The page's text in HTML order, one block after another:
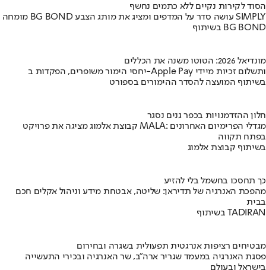
הסוד לקירות נקיים ללא כתמים נחשף
מומחה BG BOND עושה סדר על המדפים ומציג את מותג הצבע SIMPLY
בשיתוף BG BOND
מונדיאל 2026: הטוטו משנה את הכללים
יחסי הימור משופרים, הפקדות ב-Apple Pay ותשלום זכיות מיידי
בשיתוף המועצה להסדר ההימורים בספורט
חלון ההזדמנויות בכפר גנים נסגר
קבוצת אלמוג מציגה את פרויקט MALA: מגדלי הפרימיום האחרונים
בפתח תקווה
בשיתוף קבוצת אלמוג
כך תחסכו בחשמל בלי להזיע
מהפכת האנרגיה של תדיראן: שליטה, אבטחת מידע וניהול אקלים חכם
בבית
בשיתוף TADIRAN
מבטיחים רציפות אנרגטית תפעולית בשגרה ובחירום
פסגת האנרגיה במעמד שגריר ארה"ב, שר האנרגיה ובכירי התעשייה
בישראל ובעולם